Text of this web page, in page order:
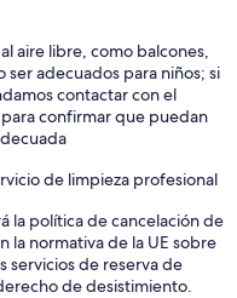
aire libre, como balcones,
adecuados para niños; si
contactar con el
confirmar que puedan
de limpieza profesional
la política de cancelación de
la normativa de la UE sobre
servicios de reserva de
de desistimiento.